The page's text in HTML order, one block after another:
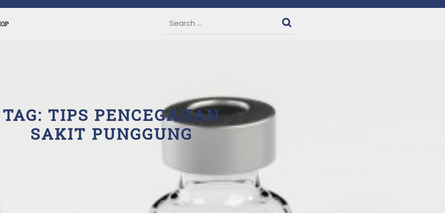
TAG: TIPS PENCEGAHAN
SAKIT PUNGGUNG